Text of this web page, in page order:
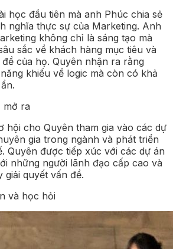
học đầu tiên mà anh Phúc chia sẻ
nghĩa thực sự của Marketing. Anh
không chỉ là sáng tạo mà
sắc về khách hàng mục tiêu và
của họ. Quyên nhận ra rằng
khiếu về logic mà còn có khả
mở ra
hội cho Quyên tham gia vào các dự
gia trong ngành và phát triển
Quyên được tiếp xúc với các dự án
những người lãnh đạo cấp cao và
giải quyết vấn đề.
và học hỏi